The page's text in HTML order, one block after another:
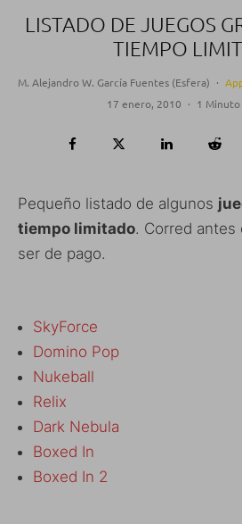
LISTADO DE JUEGOS
TIEMPO
M. Alejandro W. García Fuentes (Esfera) ·
17 enero, 2010 · 1
Pequeño listado de algunos
tiempo limitado. Corred antes
ser de pago.
SkyForce
Domino Pop
Nukeball
Relix
Dark Nebula
Boxed In
Boxed In 2